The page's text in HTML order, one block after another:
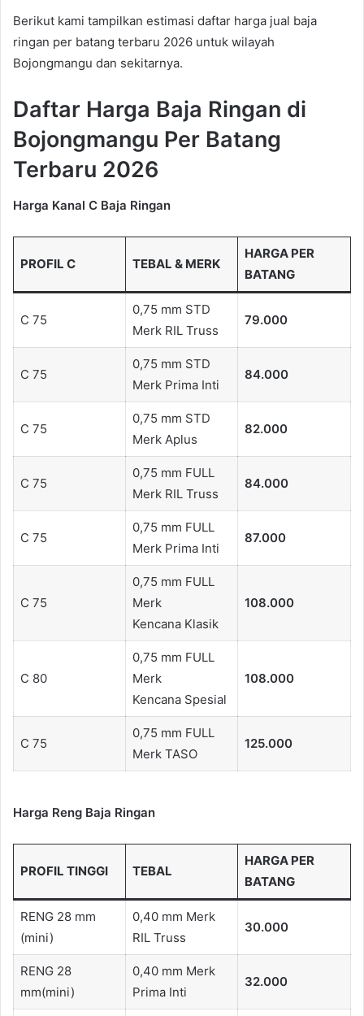
Berikut kami tampilkan estimasi daftar harga jual baja
ringan per batang terbaru 2026 untuk wilayah
Bojongmangu dan sekitarnya.
Daftar Harga Baja Ringan di
Bojongmangu Per Batang
Terbaru 2026
Harga Kanal C Baja Ringan
PROFIL C TEBAL & MERK
HARGA PER
BATANG
C 75
0,75 mm STD
Merk RIL Truss
79.000
C 75
0,75 mm STD
Merk Prima Inti
84.000
C 75
0,75 mm STD
Merk Aplus
82.000
C 75
0,75 mm FULL
Merk RIL Truss
84.000
C 75
0,75 mm FULL
Merk Prima Inti
87.000
C 75
0,75 mm FULL
Merk
Kencana Klasik
108.000
C 80
0,75 mm FULL
Merk
Kencana Spesial
108.000
C 75
0,75 mm FULL
Merk TASO
125.000
Harga Reng Baja Ringan
PROFIL TINGGI TEBAL
HARGA PER
BATANG
RENG 28 mm
(mini)
0,40 mm Merk
RIL Truss
30.000
RENG 28
mm(mini)
0,40 mm Merk
Prima Inti
32.000